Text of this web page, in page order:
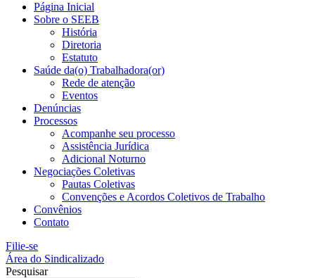
Página Inicial
Sobre o SEEB
História
Diretoria
Estatuto
Saúde da(o) Trabalhadora(or)
Rede de atenção
Eventos
Denúncias
Processos
Acompanhe seu processo
Assistência Jurídica
Adicional Noturno
Negociações Coletivas
Pautas Coletivas
Convenções e Acordos Coletivos de Trabalho
Convênios
Contato
Filie-se
Área do Sindicalizado
Pesquisar